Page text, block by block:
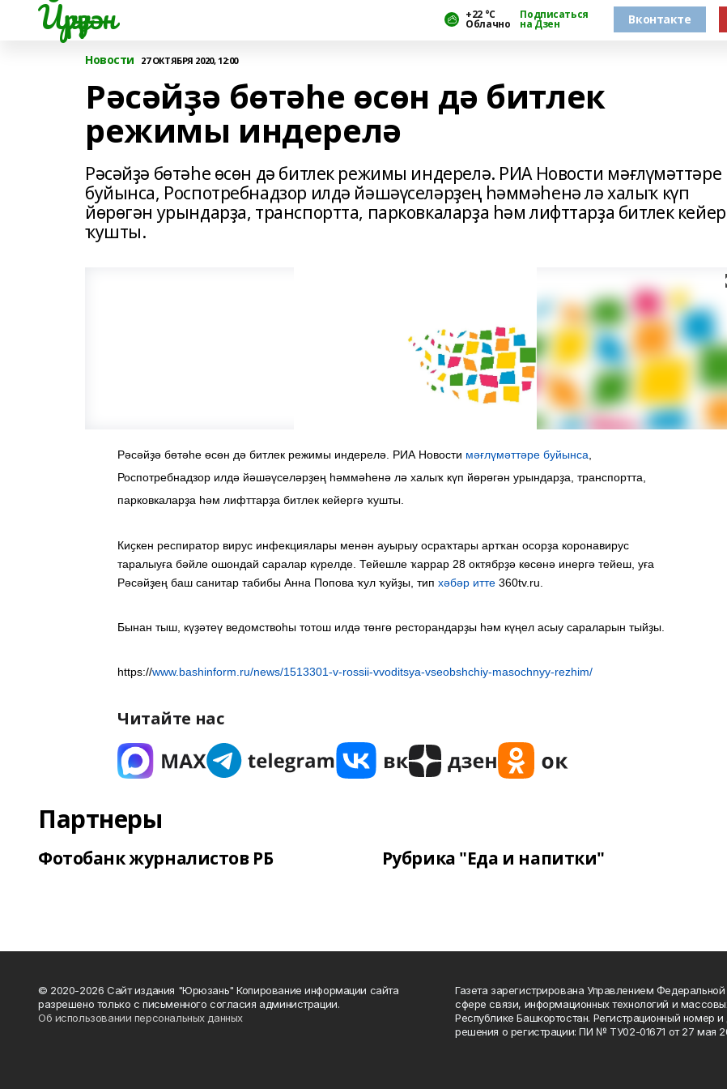
Йүрүҙән +22 °С
Облачно
Подписаться
на Дзен Вконтакте
Новости 27 ОКТЯБРЯ 2020, 12:00
Рәсәйҙә бөтәһе өсөн дә битлек
режимы индерелә
Рәсәйҙә бөтәһе өсөн дә битлек режимы индерелә. РИА Новости мәғлүмәттәре
буйынса, Роспотребнадзор илдә йәшәүселәрҙең һәммәһенә лә халыҡ күп
йөрөгән урындарҙа, транспортта, парковкаларҙа һәм лифттарҙа битлек
ҡушты.
Рәсәйҙә бөтәһе өсөн дә битлек режимы индерелә. РИА Новости мәғлүмәттәре буйынса
Роспотребнадзор илдә йәшәүселәрҙең һәммәһенә лә халыҡ күп йөрөгән урындарҙа, транспортта,
парковкаларҙа һәм лифттарҙа битлек кейергә ҡушты.
Киҫкен респиратор вирус инфекциялары менән ауырыу осраҡтары артҡан осорҙа коронавирус
таралыуға бәйле ошондай саралар күрелде. Тейешле ҡаррар 28 октябрҙә көсөнә инергә тейеш, уға
Рәсәйҙең баш санитар табибы Анна Попова ҡул ҡуйҙы, тип хәбәр итте 360tv.ru.
Бынан тыш, күҙәтеү ведомствоһы тотош илдә төнгө ресторандарҙы һәм күңел асыу сараларын тыйҙы.
https://www.bashinform.ru/news/1513301-v-rossii-vvoditsya-vseobshchiy-masochnyy-rezhim/
Читайте нас
Партнеры
Фотобанк журналистов РБ Рубрика "Еда и напитки"
© 2020-2026 Сайт издания "Юрюзань" Копирование информации сайта
разрешено только с письменного согласия администрации.
Об использовании персональных данных
Газета зарегистрирована Управлением
сфере связи, информационных технологий и
Республике Башкортостан. Регистрационный номер и
решения о регистрации: ПИ № ТУ02-01671 от 27 мая